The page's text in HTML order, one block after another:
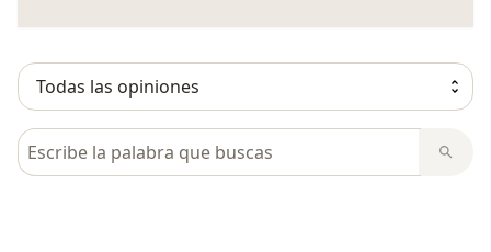
Busca en opiniones